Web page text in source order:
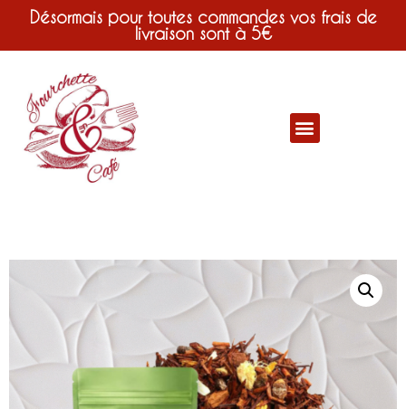
Désormais pour toutes commandes vos frais de
livraison sont à 5€